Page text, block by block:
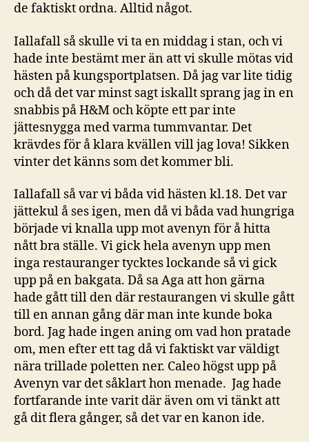
de faktiskt ordna. Alltid något.
Iallafall så skulle vi ta en middag i stan, och vi
hade inte bestämt mer än att vi skulle mötas vid
hästen på kungsportplatsen. Då jag var lite tidig
och då det var minst sagt iskallt sprang jag in en
snabbis på H&M och köpte ett par inte
jättesnygga med varma tummvantar. Det
krävdes för å klara kvällen vill jag lova! Sikken
vinter det känns som det kommer bli.
Iallafall så var vi båda vid hästen kl.18. Det var
jättekul å ses igen, men då vi båda vad hungriga
började vi knalla upp mot avenyn för å hitta
nått bra ställe. Vi gick hela avenyn upp men
inga restauranger tycktes lockande så vi gick
upp på en bakgata. Då sa Aga att hon gärna
hade gått till den där restaurangen vi skulle gått
till en annan gång där man inte kunde boka
bord. Jag hade ingen aning om vad hon pratade
om, men efter ett tag då vi faktiskt var väldigt
nära trillade poletten ner. Caleo högst upp på
Avenyn var det såklart hon menade. Jag hade
fortfarande inte varit där även om vi tänkt att
gå dit flera gånger, så det var en kanon ide.